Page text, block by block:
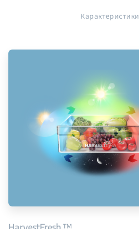
Карактеристики